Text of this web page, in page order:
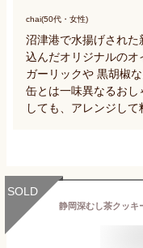
chai(50代・女性)
沼津港で水揚げされ
込んだオリジナルのオ
ガーリックや 黒胡椒
缶とは一味異なるおし
しても、アレンジして
SOLD